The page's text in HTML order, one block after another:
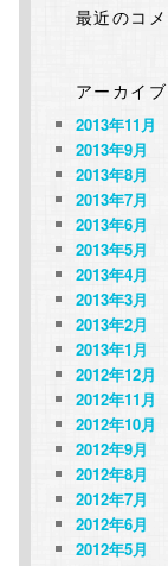
最近のコメ
アーカイブ
2013年11月
2013年9月
2013年8月
2013年7月
2013年6月
2013年5月
2013年4月
2013年3月
2013年2月
2013年1月
2012年12月
2012年11月
2012年10月
2012年9月
2012年8月
2012年7月
2012年6月
2012年5月